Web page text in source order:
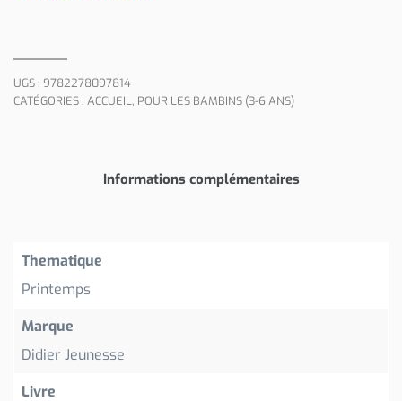
UGS : 9782278097814
CATÉGORIES : ACCUEIL, POUR LES BAMBINS (3-6 ANS)
Informations complémentaires
Thematique
Printemps
Marque
Didier Jeunesse
Livre